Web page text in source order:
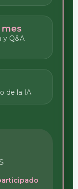
mes
y Q&A
de la IA.